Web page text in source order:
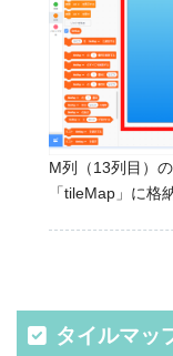
M列（13列目）
「tileMap」に格
タイルマッ